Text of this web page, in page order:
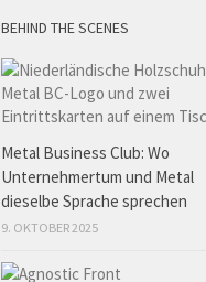
BEHIND THE SCENES
Metal Business Club: Wo
Unternehmertum und Metal
dieselbe Sprache sprechen
9. OKTOBER 2025